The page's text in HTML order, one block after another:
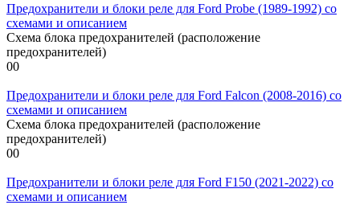
Предохранители и блоки реле для Ford Probe (1989-1992) со
схемами и описанием
Схема блока предохранителей (расположение
предохранителей)
00
Предохранители и блоки реле для Ford Falcon (2008-2016) со
схемами и описанием
Схема блока предохранителей (расположение
предохранителей)
00
Предохранители и блоки реле для Ford F150 (2021-2022) со
схемами и описанием